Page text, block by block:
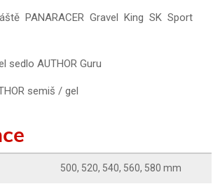
PANARACER Gravel King SK Sport
sedlo AUTHOR Guru
semiš / gel
500, 520, 540, 560, 580 mm